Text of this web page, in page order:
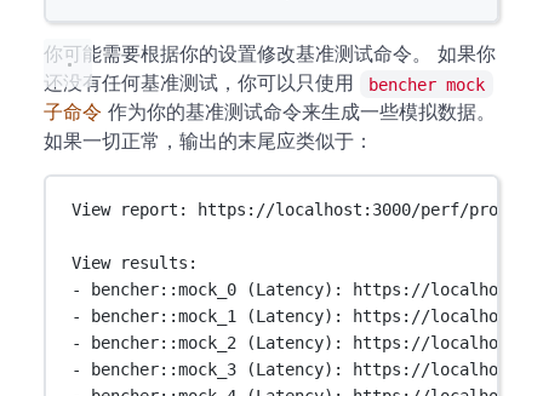
你可能需要根据你的设置修改基准测试命令。 如果你
还没有任何基准测试，你可以只使用
bencher mock
子命令 作为你的基准测试命令来生成一些模拟数据。
如果一切正常，输出的末尾应类似于：
View report: https://localhost:3000/perf/project-
View results:
- bencher::mock_0 (Latency): https://localhost:3000/
- bencher::mock_1 (Latency): https://localhost:3000/
- bencher::mock_2 (Latency): https://localhost:3000/
- bencher::mock_3 (Latency): https://localhost:3000/